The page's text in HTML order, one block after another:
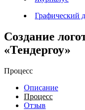
Графический
Создание
«Тендергоу»
Процесс
Описание
Процесс
Отзыв